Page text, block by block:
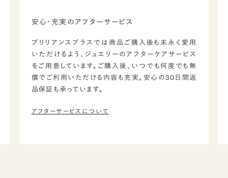
安心・充実のアフターサービス
ブリリアンスプラスでは商品ご購入後も末永く愛用
いただけるよう、ジュエリーのアフターケアサービス
をご用意しています。ご購入後、いつでも何度でも無
償でご利用いただける内容も充実。安心の30日間返
品保証も承っています。
アフターサービスについて